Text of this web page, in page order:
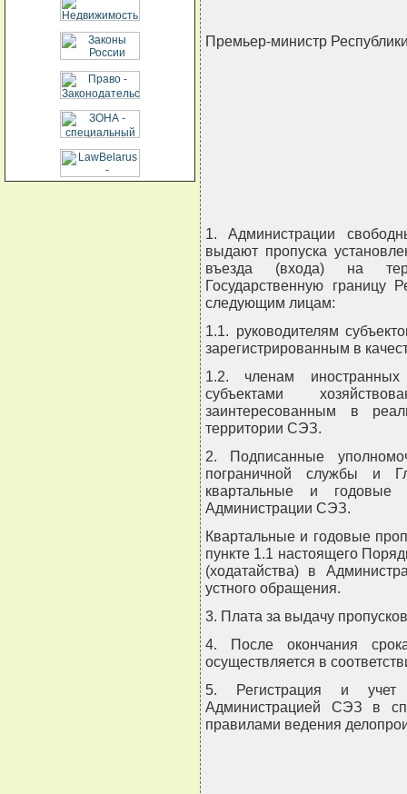
Премьер-министр
1. Администрации
выдают пропуска
въезда (входа) на
Государственную границу
следующим лицам:
1.1. руководителям
зарегистрированным в
1.2. членам
субъектами
заинтересованным в
территории СЭЗ.
2. Подписанные
пограничной службы и
квартальные и годовые
Администрации СЭЗ.
Квартальные и годовые
пункте 1.1 настоящего
(ходатайства) в
устного обращения.
3. Плата за выдачу
4. После окончания
осуществляется в
5. Регистрация и учет
Администрацией СЭЗ в
правилами ведения